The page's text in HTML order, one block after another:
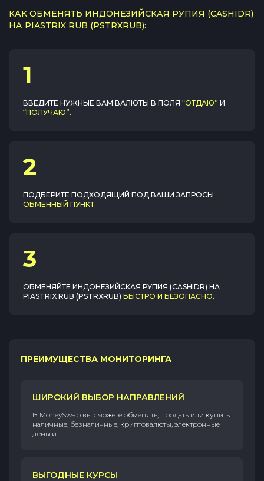
КАК ОБМЕНЯТЬ ИНДОНЕЗИЙСКАЯ РУПИЯ (CASHIDR)
НА PIASTRIX RUB (PSTRXRUB):
1
ВВЕДИТЕ НУЖНЫЕ ВАМ ВАЛЮТЫ В ПОЛЯ “ОТДАЮ” И
“ПОЛУЧАЮ”.
2
ПОДБЕРИТЕ ПОДХОДЯЩИЙ ПОД ВАШИ ЗАПРОСЫ
ОБМЕННЫЙ ПУНКТ.
3
ОБМЕНЯЙТЕ ИНДОНЕЗИЙСКАЯ РУПИЯ (CASHIDR) НА
PIASTRIX RUB (PSTRXRUB) БЫСТРО И БЕЗОПАСНО.
ПРЕИМУЩЕСТВА МОНИТОРИНГА
ШИРОКИЙ ВЫБОР НАПРАВЛЕНИЙ
В MoneySwap вы сможете обменять, продать или купить
наличные, безналичные, криптовалюты, электронные
деньги.
ВЫГОДНЫЕ КУРСЫ